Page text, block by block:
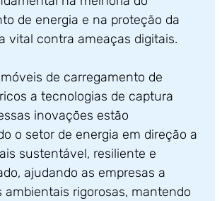
de energia e na proteção da
vital contra ameaças digitais.
de carregamento de
a tecnologias de captura
inovações estão
o setor de energia em direção a
sustentável, resiliente e
ajudando as empresas a
ambientais rigorosas, mantendo